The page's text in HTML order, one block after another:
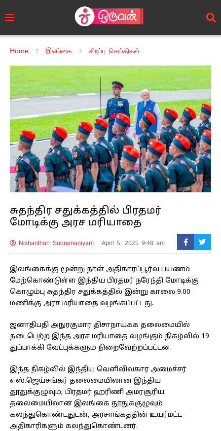
Home இலங்கை சிறப்பு செய்திகள்
சுதந்திர சதுக்கத்தில் பிரதமர்
மோடிக்கு அரச மரியாதை
Nishanthan Subramaniyam April 5, 2025 9:48 am
இலங்கைக்கு மூன்று நாள் அதிகாரப்பூர்வ பயணம்
மேற்கொண்டுள்ள இந்திய பிரதமர் நரேந்தி மோடிக்கு
கொழும்பு சுதந்திர சதுக்கத்தில் இன்று காலை 9.00
மணிக்கு அரச மரியாதை வழங்கப்பட்டது.
ஜனாதிபதி அநுரகுமார திசாநாயக்க தலைமையில்
நடைபெற்ற இந்த அரச மரியாதை வழங்கும் நிகழ்வில் 19
துப்பாக்கி வேட்புக்களும் நிறைவேற்றப்பட்டன.
இந்த நிகழ்வில் இந்திய வெளிவிவகார அமைச்சர்
எஸ்.ஜெய்சங்கர் தலைமையிலான இந்திய
தூதுக்குழுவும், பிரதமர் ஹரிணி அமரசூரிய
தலைமையிலான இலங்கை தூதுக்குழுவும்
கலந்துகொண்டதுடன், அரசாங்கத்தின் உயர்மட்ட
அதிகாரிகளும் கலந்துகொண்டனர்.